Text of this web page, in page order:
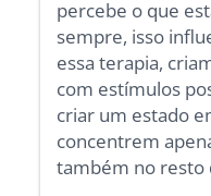
percebe o que
sempre, isso
essa terapia,
com estímulos
criar um estado
concentrem
também no resto